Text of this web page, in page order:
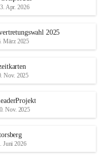
Apr. 2026
2025
März 2025
Nov. 2025
Nov. 2025
Juni 2026